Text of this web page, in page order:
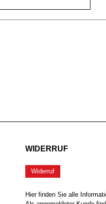
WIDERRUF
Widerruf
Hier finden Sie alle